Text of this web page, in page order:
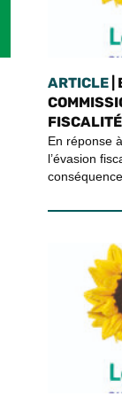
ARTICLE|
FISCALITÉ
En réponse
l’évasion